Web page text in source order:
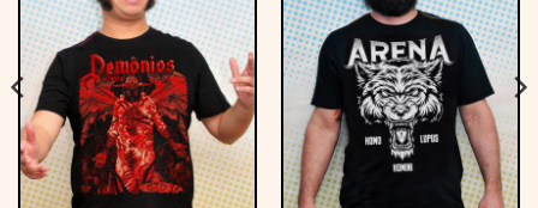
Adicionar
à lista de
desejos
Adicionar
à lista de
desejos